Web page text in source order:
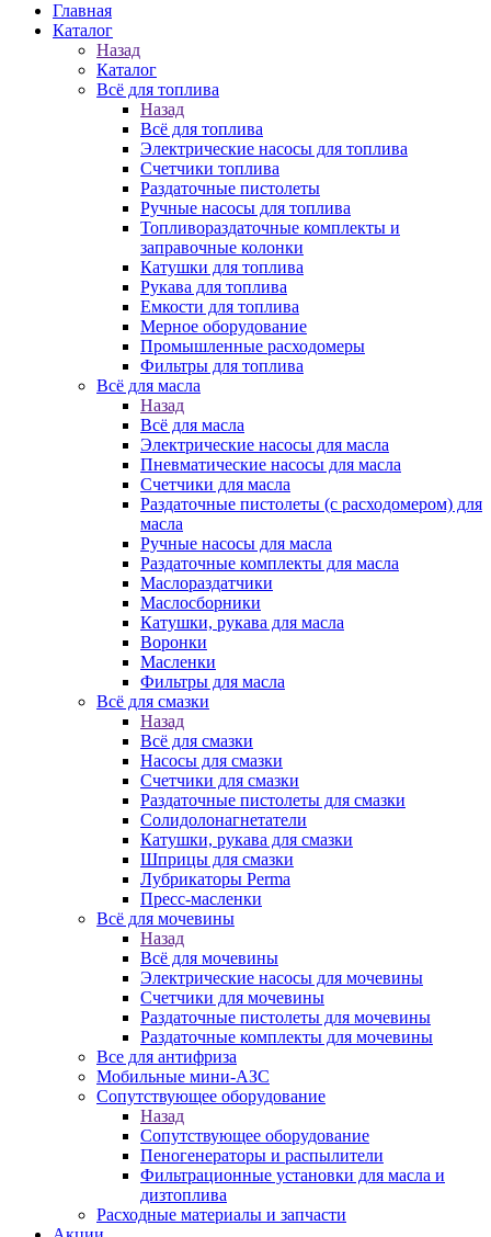
Главная
Каталог
Назад
Каталог
Всё для топлива
Назад
Всё для топлива
Электрические насосы для топлива
Счетчики топлива
Раздаточные пистолеты
Ручные насосы для топлива
Топливораздаточные комплекты и
заправочные колонки
Катушки для топлива
Рукава для топлива
Емкости для топлива
Мерное оборудование
Промышленные расходомеры
Фильтры для топлива
Всё для масла
Назад
Всё для масла
Электрические насосы для масла
Пневматические насосы для масла
Счетчики для масла
Раздаточные пистолеты (с расходомером) для
масла
Ручные насосы для масла
Раздаточные комплекты для масла
Маслораздатчики
Маслосборники
Катушки, рукава для масла
Воронки
Масленки
Фильтры для масла
Всё для смазки
Назад
Всё для смазки
Насосы для смазки
Счетчики для смазки
Раздаточные пистолеты для смазки
Солидолонагнетатели
Катушки, рукава для смазки
Шприцы для смазки
Лубрикаторы Perma
Пресс-масленки
Всё для мочевины
Назад
Всё для мочевины
Электрические насосы для мочевины
Счетчики для мочевины
Раздаточные пистолеты для мочевины
Раздаточные комплекты для мочевины
Все для антифриза
Мобильные мини-АЗС
Сопутствующее оборудование
Назад
Сопутствующее оборудование
Пеногенераторы и распылители
Фильтрационные установки для масла и
дизтоплива
Расходные материалы и запчасти